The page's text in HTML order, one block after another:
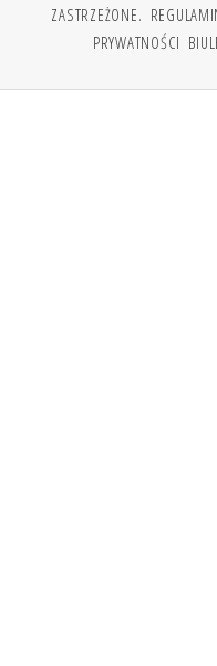
ZASTRZEŻONE.
PRYWATNOŚCI